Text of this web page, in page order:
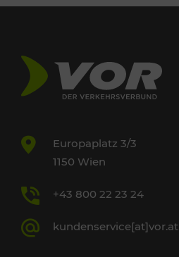
Europaplatz 3/3
1150 Wien
+43 800 22 23 24
kundenservice[at]vor.at